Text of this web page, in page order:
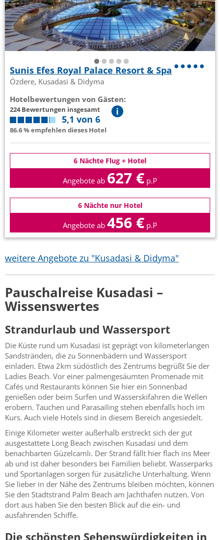
Sunis Efes Royal Palace Resort & Spa
Özdere, Kusadasi & Didyma
Hotelbewertungen von Gästen:
224 Bewertungen insgesamt
5,1 von 6
86.6 % empfehlen dieses Hotel
6 Nächte Flug + Hotel
Angebote ab 627 € p.P
6 Nächte nur Hotel
Angebote ab 456 € p.P
weitere Angebote zu "Kusadasi & Didyma"
Pauschalreise Kusadasi –
Wissenswertes
Strandurlaub und Wassersport
Die Küste rund um Kusadasi ist geprägt von kilometerlangen
Sandstränden, die zu Sonnenbädern und Wassersport
einladen. Etwa 2km südöstlich des Zentrums begrüßt Sie der
Ladies Beach. Vor einer palmengesäumten Promenade mit
Cafés und Restaurants können Sie hier ein Sonnenbad
genießen oder beim Surfen und Wasserskifahren die Wellen
erobern. Tauchen und Parasailing stehen ebenfalls hoch im
Kurs. Auch viele Hotels sind in diesem Bereich angesiedelt.
Einige Kilometer weiter außerhalb erstreckt sich der gut
ausgestattete Long Beach zwischen Kusadasi und dem
benachbarten Güzelcamlı. Der Strand fällt hier flach ins Meer
ab und ist daher besonders bei Familien beliebt. Wasserparks
und Sportanlagen sorgen für zusätzliche Unterhaltung. Wenn
Sie lieber in der Nähe des Zentrums bleiben möchten, können
Sie den Stadtstrand Palm Beach am Jachthafen nutzen. Von
dort aus haben Sie den besten Blick auf die ein- und
ausfahrenden Schiffe.
Die schönsten Sehenswürdigkeiten in